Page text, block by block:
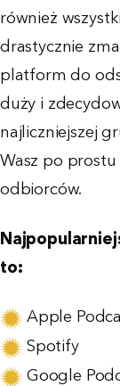
również
drastycznie
platform do
duży i
najliczniejszej
Wasz po
odbiorców.
to:
Apple
Spotify
Google